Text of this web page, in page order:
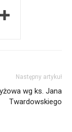
Następny artykuł
wg ks. Jana
Twardowskiego